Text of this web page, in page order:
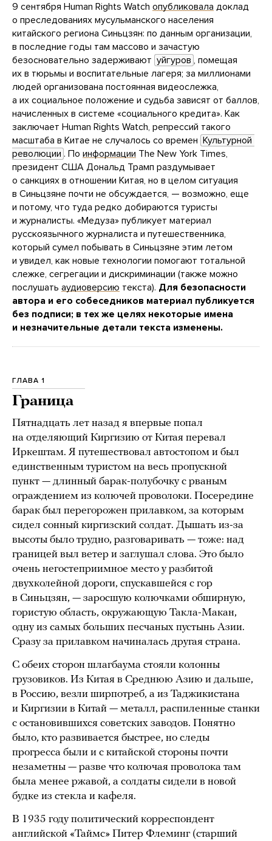
9 сентября Human Rights Watch опубликовала доклад
о преследованиях мусульманского населения
китайского региона Синьцзян: по данным организации,
в последние годы там массово и зачастую
безосновательно задерживают уйгуров , помещая
их в тюрьмы и воспитательные лагеря; за миллионами
людей организована постоянная видеослежка,
а их социальное положение и судьба зависят от баллов,
начисленных в системе «социального кредита». Как
заключает Human Rights Watch, репрессий такого
масштаба в Китае не случалось со времен Культурной
революции . По информации The New York Times,
президент США Дональд Трамп раздумывает
о санкциях в отношении Китая, но в целом ситуация
в Синьцзяне почти не обсуждается, — возможно, еще
и потому, что туда редко добираются туристы
и журналисты. «Медуза» публикует материал
русскоязычного журналиста и путешественника,
который сумел побывать в Синьцзяне этим летом
и увидел, как новые технологии помогают тотальной
слежке, сегрегации и дискриминации (также можно
послушать аудиоверсию текста). Для безопасности
автора и его собеседников материал публикуется
без подписи; в тех же целях некоторые имена
и незначительные детали текста изменены.
ГЛАВА 1
Граница
Пятнадцать лет назад я впервые попал
на отделяющий Киргизию от Китая перевал
Иркештам. Я путешествовал автостопом и был
единственным туристом на весь пропускной
пункт — длинный барак-полубочку с рваным
ограждением из колючей проволоки. Посередине
барак был перегорожен прилавком, за которым
сидел сонный киргизский солдат. Дышать из-за
высоты было трудно, разговаривать — тоже: над
границей выл ветер и заглушал слова. Это было
очень негостеприимное место у разбитой
двухколейной дороги, спускавшейся с гор
в Синьцзян, — заросшую колючками обширную,
гористую область, окружающую Такла-Макан,
одну из самых больших песчаных пустынь Азии.
Сразу за прилавком начиналась другая страна.
С обеих сторон шлагбаума стояли колонны
грузовиков. Из Китая в Среднюю Азию и дальше,
в Россию, везли ширпотреб, а из Таджикистана
и Киргизии в Китай — металл, распиленные станки
с остановившихся советских заводов. Понятно
было, кто развивается быстрее, но следы
прогресса были и с китайской стороны почти
незаметны — разве что колючая проволока там
была менее ржавой, а солдаты сидели в новой
будке из стекла и кафеля.
В 1935 году политический корреспондент
английской «Таймс» Питер Флеминг (старший